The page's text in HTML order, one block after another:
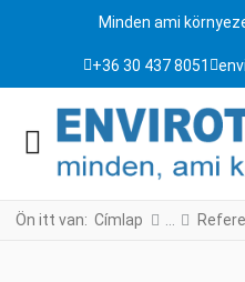
Minden ami
+36 30 437 8051
Ön itt van: Címlap